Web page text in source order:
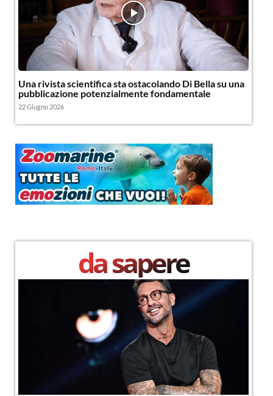
Una rivista scientifica sta ostacolando Di Bella su una
pubblicazione potenzialmente fondamentale
22 Giugno 2026
da sapere